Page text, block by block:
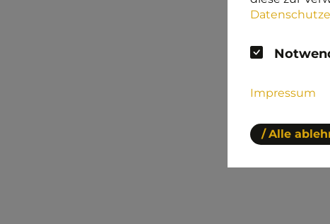
Impressum
Alle